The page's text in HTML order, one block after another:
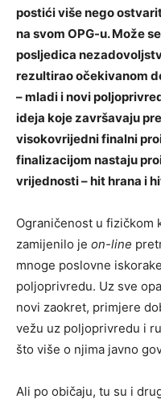
postići više nego
na svom OPG-u. Može
posljedica
rezultirao očekivanom
– mladi i novi
ideja koje završavaju
visokovrijedni finalni
finalizacijom nastaju
vrijednosti – hit hrana i
Ograničenost u fizičkom
zamijenilo je on-line
mnoge poslovne
poljoprivredu. Uz sve
novi zaokret, primjere
vežu uz poljoprivredu i
što više o njima javno
Ali po običaju, tu su i